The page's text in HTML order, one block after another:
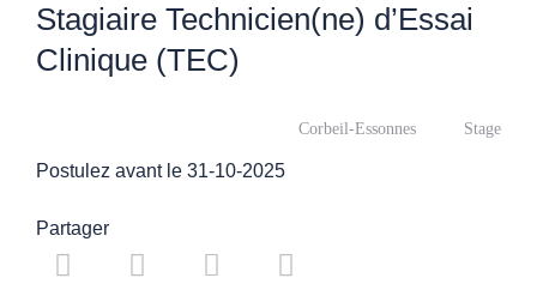
Stagiaire Technicien(ne) d’Essai
Clinique (TEC)
Postulez avant le 31-10-2025
Corbeil-Essonnes Stage
Partager